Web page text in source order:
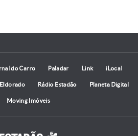
do Carro Paladar Link iLocal
Rádio Estadão Planeta Digital
Moving Imóveis